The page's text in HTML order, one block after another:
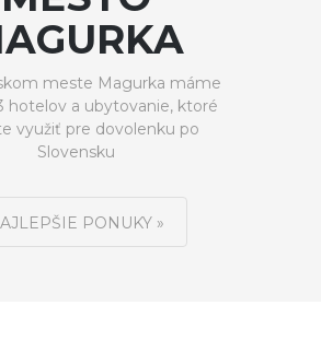
meste Magurka máme
hotelov a ubytovanie, ktoré
využiť pre dovolenku po
Slovensku
PONUKY »